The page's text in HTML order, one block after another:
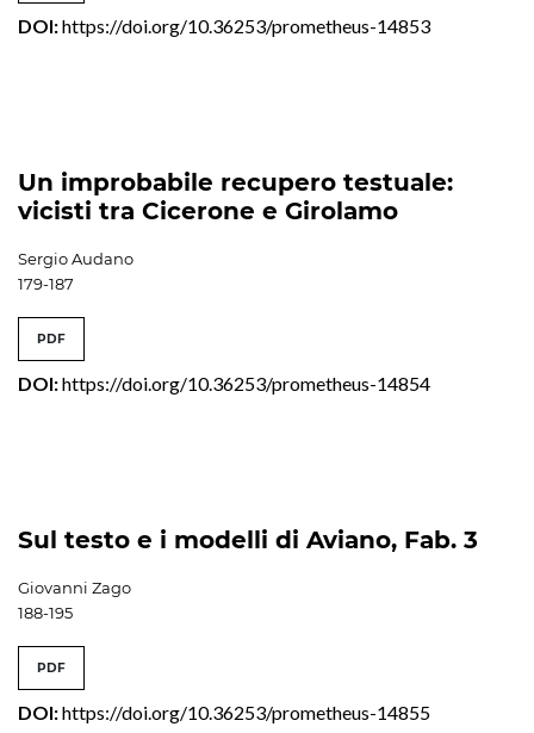
DOI:https://doi.org/10.36253/prometheus-14853
Un improbabile recupero testuale:
vicisti tra Cicerone e Girolamo
Sergio Audano
179-187
PDF
DOI:https://doi.org/10.36253/prometheus-14854
Sul testo e i modelli di Aviano, Fab. 3
Giovanni Zago
188-195
PDF
DOI:https://doi.org/10.36253/prometheus-14855